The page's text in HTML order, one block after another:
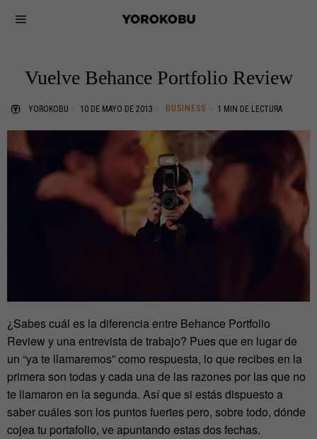
Vuelve Behance Portfolio Review
YOROKOBU 10 DE MAYO DE 2013 BUSINESS 1 MIN DE LECTURA
¿Sabes cuál es la diferencia entre Behance Portfolio
Review y una entrevista de trabajo? Pues que en lugar de
un “ya te llamaremos” como respuesta, lo que recibes en la
primera son todas y cada una de las razones por las que no
te llamaron en la segunda. Así que si estás dispuesto a
saber cuáles son los puntos fuertes pero, sobre todo, dónde
cojea tu portafolio, ve apuntando estas dos fechas.